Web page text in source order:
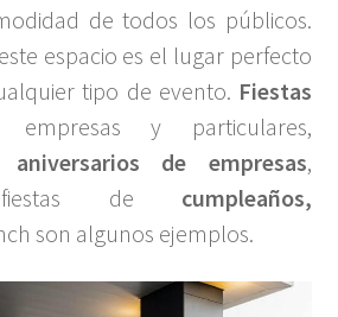
de todos los públicos.
espacio es el lugar perfecto
tipo de evento. Fiestas
y particulares,
aniversarios de empresas,
fiestas de cumpleaños,
son algunos ejemplos.